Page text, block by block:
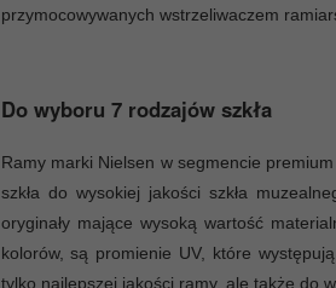
przymocowywanych wstrzeliwaczem
Do wyboru 7 rodzajów szkła
Ramy marki Nielsen w segmencie
szkła do wysokiej jakości szkła
oryginały mające wysoką wartość
kolorów, są promienie UV, które
tylko najlepszej jakości ramy, ale także do